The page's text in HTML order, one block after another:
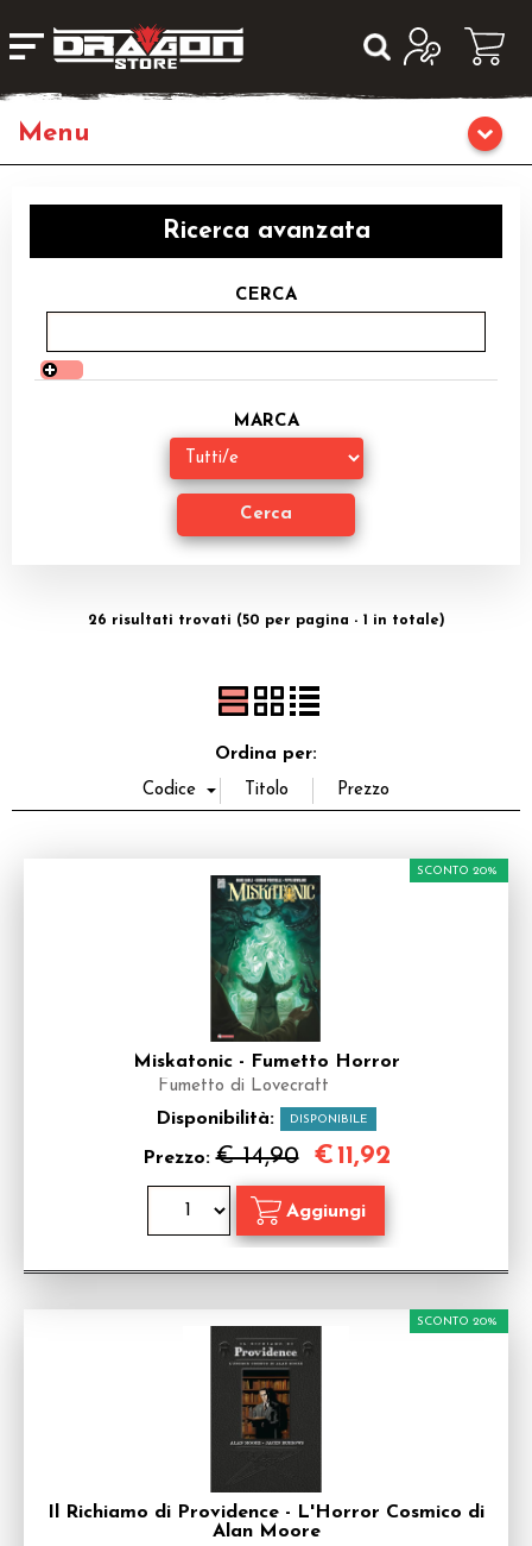
Giochi di Ruolo
Librigame
Editoria
Giochi di Carte Collezionabili
Accessori
Ricerca avanzata
CERCA
MARCA
26 risultati trovati (50 per pagina - 1 in totale)
Ordina per:
Miskatonic - Fumetto Horror
Fumetto di Lovecraft
Disponibilità: DISPONIBILE
Prezzo:€ 14,90
SCONTO 20%
€11,92
Il Richiamo di Providence - L'Horror Cosmico di
Alan Moore
SCONTO 20%